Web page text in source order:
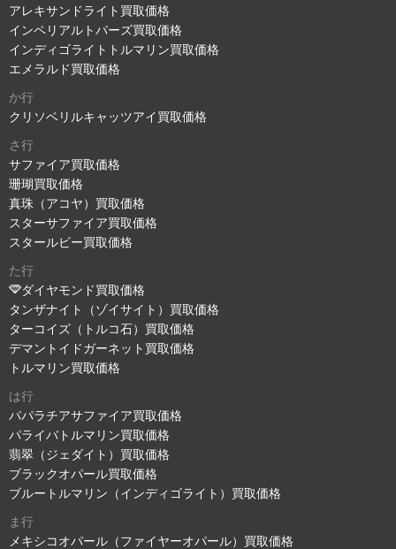
アレキサンドライト買取価格
インペリアルトパーズ買取価格
インディゴライトトルマリン買取価格
エメラルド買取価格
か行
クリソベリルキャッツアイ買取価格
さ行
サファイア買取価格
珊瑚買取価格
真珠（アコヤ）買取価格
スターサファイア買取価格
スタールビー買取価格
た行
ダイヤモンド買取価格
タンザナイト（ゾイサイト）買取価格
ターコイズ（トルコ石）買取価格
デマントイドガーネット買取価格
トルマリン買取価格
は行
パパラチアサファイア買取価格
パライバトルマリン買取価格
翡翠（ジェダイト）買取価格
ブラックオパール買取価格
ブルートルマリン（インディゴライト）買取価格
ま行
メキシコオパール（ファイヤーオパール）買取価格